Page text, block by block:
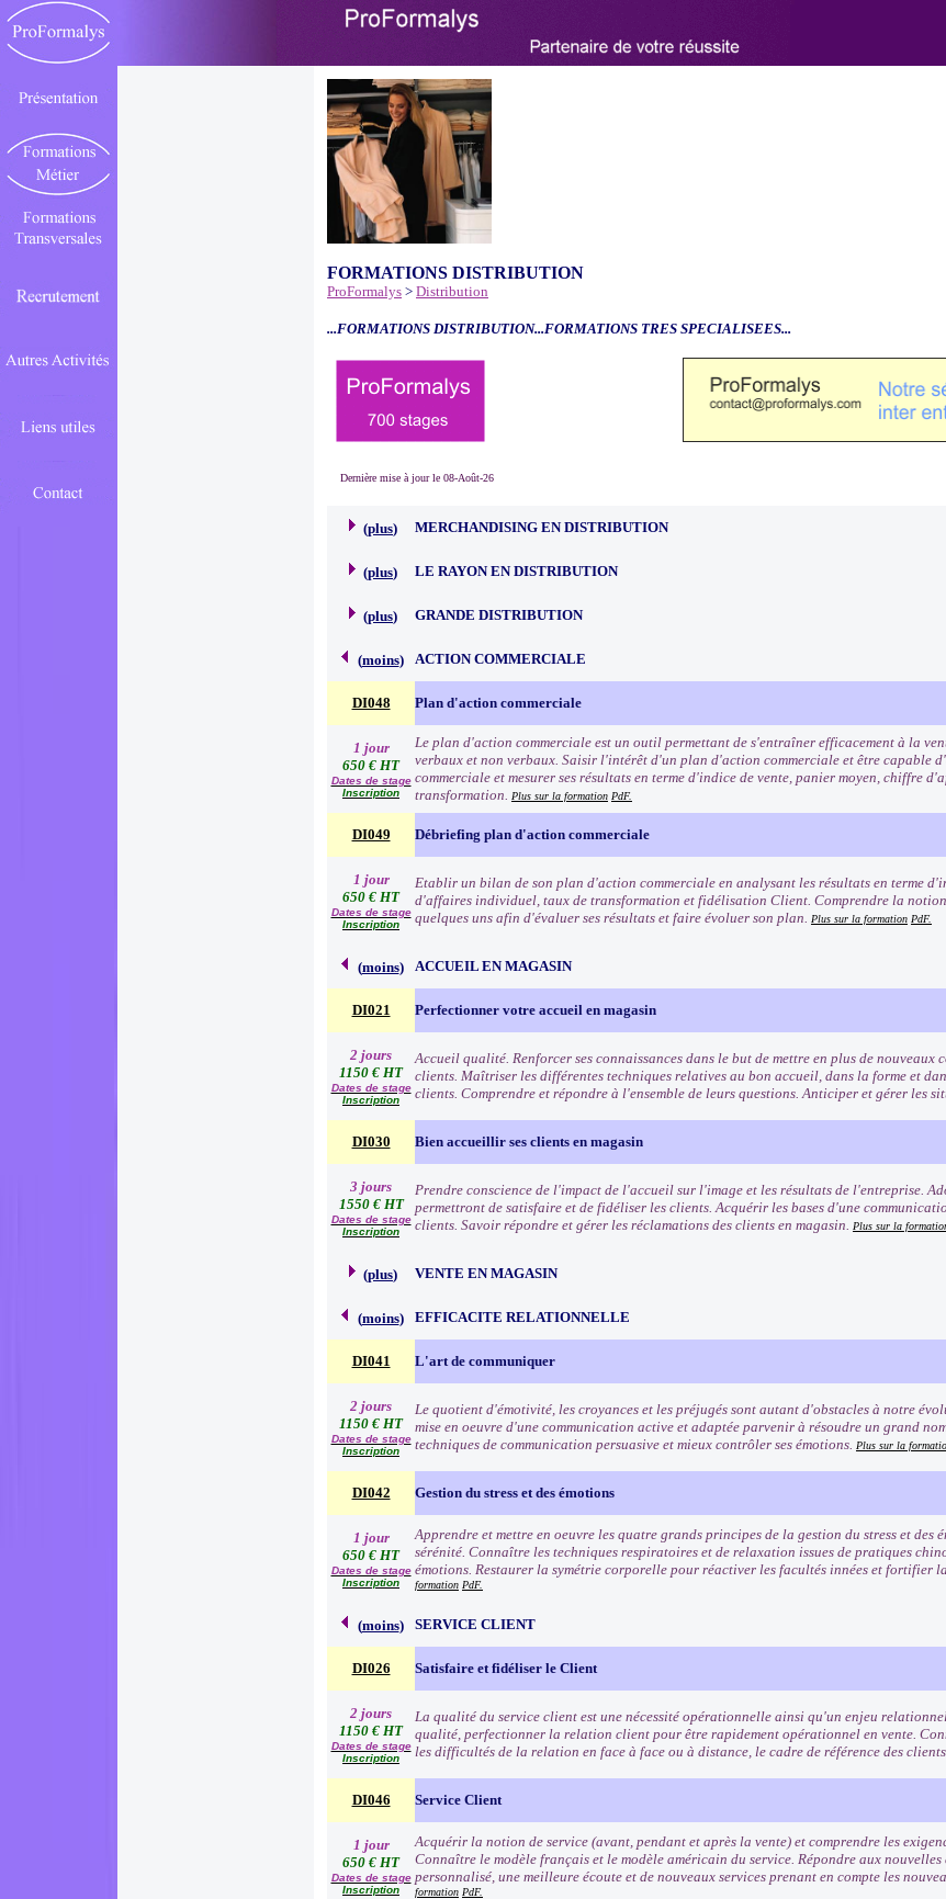
FORMATIONS DISTRIBUTION
ProFormalys > Distribution
...FORMATIONS DISTRIBUTION...FORMATIONS TRES SPECIALISEES...
Dernière mise à jour le 08-Août-26
(plus) MERCHANDISING EN DISTRIBUTION
(plus) LE RAYON EN DISTRIBUTION
(plus) GRANDE DISTRIBUTION
(moins) ACTION COMMERCIALE
DI048 Plan d'action commerciale
1 jour
650 € HT
Dates de stage
Inscription
Le plan d'action commerciale est un outil permettant de s'entraîner efficacement à la
verbaux et non verbaux. Saisir l'intérêt d'un plan d'action commerciale et être capable
commerciale et mesurer ses résultats en terme d'indice de vente, panier moyen, chiffre
transformation. Plus sur la formation PdF.
DI049 Débriefing plan d'action commerciale
1 jour
650 € HT
Dates de stage
Inscription
Etablir un bilan de son plan d'action commerciale en analysant les résultats en terme
d'affaires individuel, taux de transformation et fidélisation Client. Comprendre la
quelques uns afin d'évaluer ses résultats et faire évoluer son plan. Plus sur la formation PdF.
(moins) ACCUEIL EN MAGASIN
DI021 Perfectionner votre accueil en magasin
2 jours
1150 € HT
Dates de stage
Inscription
Accueil qualité. Renforcer ses connaissances dans le but de mettre en plus de
clients. Maîtriser les différentes techniques relatives au bon accueil, dans la forme et
clients. Comprendre et répondre à l'ensemble de leurs questions. Anticiper et gérer les
DI030 Bien accueillir ses clients en magasin
3 jours
1550 € HT
Dates de stage
Inscription
Prendre conscience de l'impact de l'accueil sur l'image et les résultats de l'entreprise.
permettront de satisfaire et de fidéliser les clients. Acquérir les bases d'une
clients. Savoir répondre et gérer les réclamations des clients en magasin. Plus sur la
(plus) VENTE EN MAGASIN
(moins) EFFICACITE RELATIONNELLE
DI041 L'art de communiquer
2 jours
1150 € HT
Dates de stage
Inscription
Le quotient d'émotivité, les croyances et les préjugés sont autant d'obstacles à notre
mise en oeuvre d'une communication active et adaptée parvenir à résoudre un grand
techniques de communication persuasive et mieux contrôler ses émotions. Plus sur la
DI042 Gestion du stress et des émotions
1 jour
650 € HT
Dates de stage
Inscription
Apprendre et mettre en oeuvre les quatre grands principes de la gestion du stress et des
sérénité. Connaître les techniques respiratoires et de relaxation issues de pratiques
émotions. Restaurer la symétrie corporelle pour réactiver les facultés innées et fortifier
formation PdF.
(moins) SERVICE CLIENT
DI026 Satisfaire et fidéliser le Client
2 jours
1150 € HT
Dates de stage
Inscription
La qualité du service client est une nécessité opérationnelle ainsi qu'un enjeu
qualité, perfectionner la relation client pour être rapidement opérationnel en vente.
les difficultés de la relation en face à face ou à distance, le cadre de référence des
DI046 Service Client
1 jour
650 € HT
Dates de stage
Inscription
Acquérir la notion de service (avant, pendant et après la vente) et comprendre les
Connaître le modèle français et le modèle américain du service. Répondre aux
personnalisé, une meilleure écoute et de nouveaux services prenant en compte les
formation PdF.